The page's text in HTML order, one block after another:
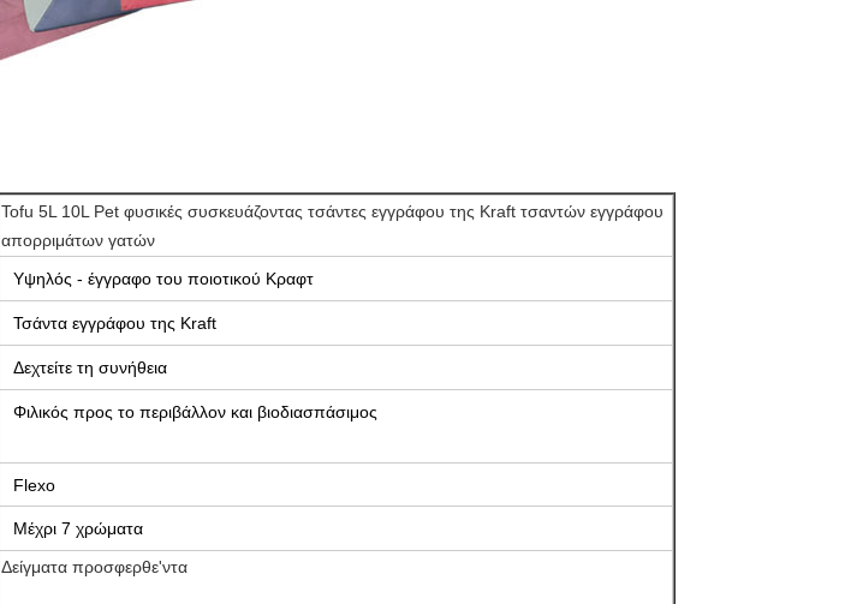
Tofu 5L 10L Pet φυσικές συσκευάζοντας τσάντες εγγράφου της Kraft τσαντών εγγράφου
απορριμάτων γατών
Υψηλός - έγγραφο του ποιοτικού Κραφτ
Τσάντα εγγράφου της Kraft
Δεχτείτε τη συνήθεια
Φιλικός προς το περιβάλλον και βιοδιασπάσιμος
Flexo
Μέχρι 7 χρώματα
Δείγματα προσφερθε'ντα